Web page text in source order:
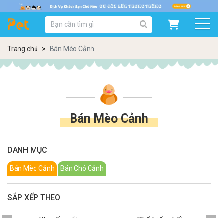
DANH MỤC SẢN PHẨM
SẢN PHẨM DÀNH CHO MÈO
SẨN PHẨM THEO THƯƠNG HIỆU
Trang chủ Bán Mèo Cảnh
Bán Mèo Cảnh
DANH MỤC
Bán Mèo Cảnh Bán Chó Cảnh
SẮP XẾP THEO